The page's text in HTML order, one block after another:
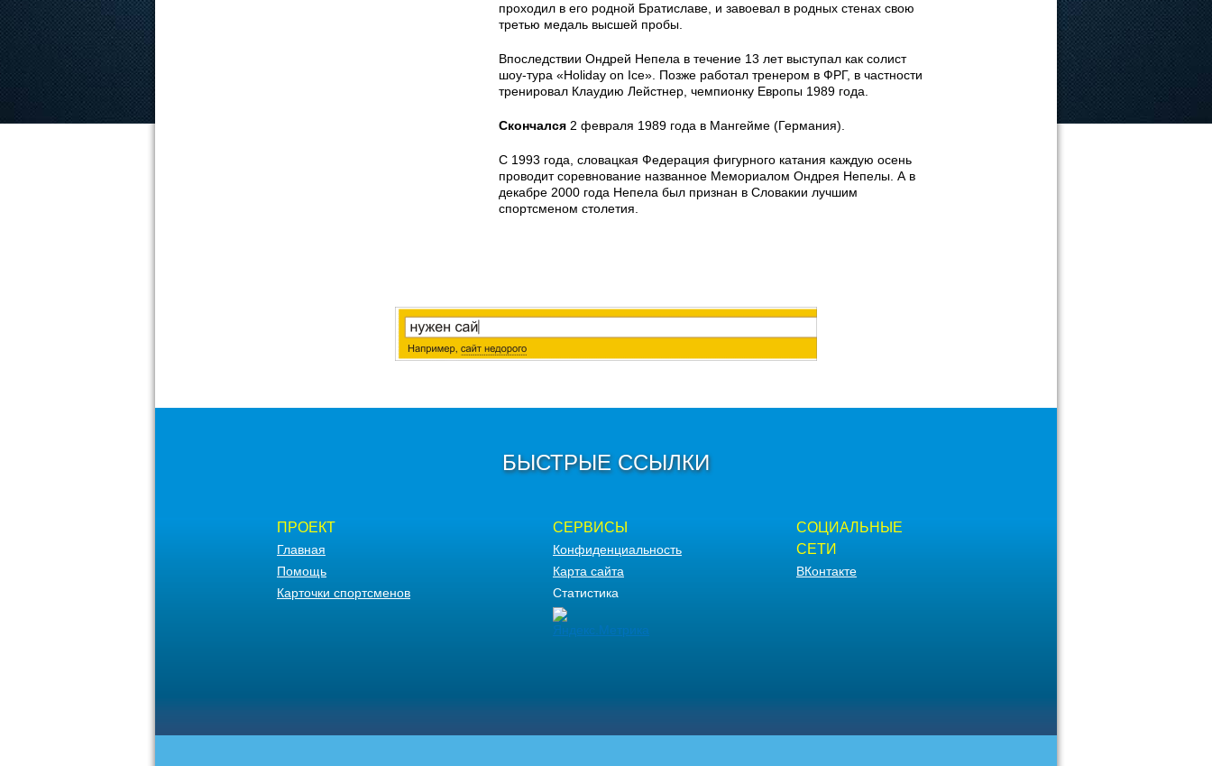
проходил в его родной Братиславе, и завоевал в родных стенах свою
третью медаль высшей пробы.
Впоследствии Ондрей Непела в течение 13 лет выступал как солист
шоу-тура «Holiday on Ice». Позже работал тренером в ФРГ, в частности
тренировал Клаудию Лейстнер, чемпионку Европы 1989 года.
Скончался 2 февраля 1989 года в Мангейме (Германия).
С 1993 года, словацкая Федерация фигурного катания каждую осень
проводит соревнование названное Мемориалом Ондрея Непелы. А в
декабре 2000 года Непела был признан в Словакии лучшим
спортсменом столетия.
БЫСТРЫЕ ССЫЛКИ
ПРОЕКТ
Главная
Помощь
Карточки спортсменов
СЕРВИСЫ
Конфиденциальность
Карта сайта
Статистика
СОЦИАЛЬНЫЕ
СЕТИ
ВКонтакте